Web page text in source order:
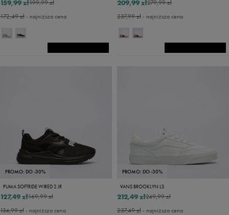
199,99 zł
159,99 zł
172,49 zł- najniższa cena
279,99 zł
209,99 zł
237,99 zł- najniższa cena
PROMO: DO -30%
PUMA SOFTRIDE WIRED 2 JR
169,99 zł
127,49 zł
134,99 zł- najniższa cena
PROMO: DO -30%
VANS BROOKLYN LS
249,99 zł
212,49 zł
237,49 zł- najniższa cena